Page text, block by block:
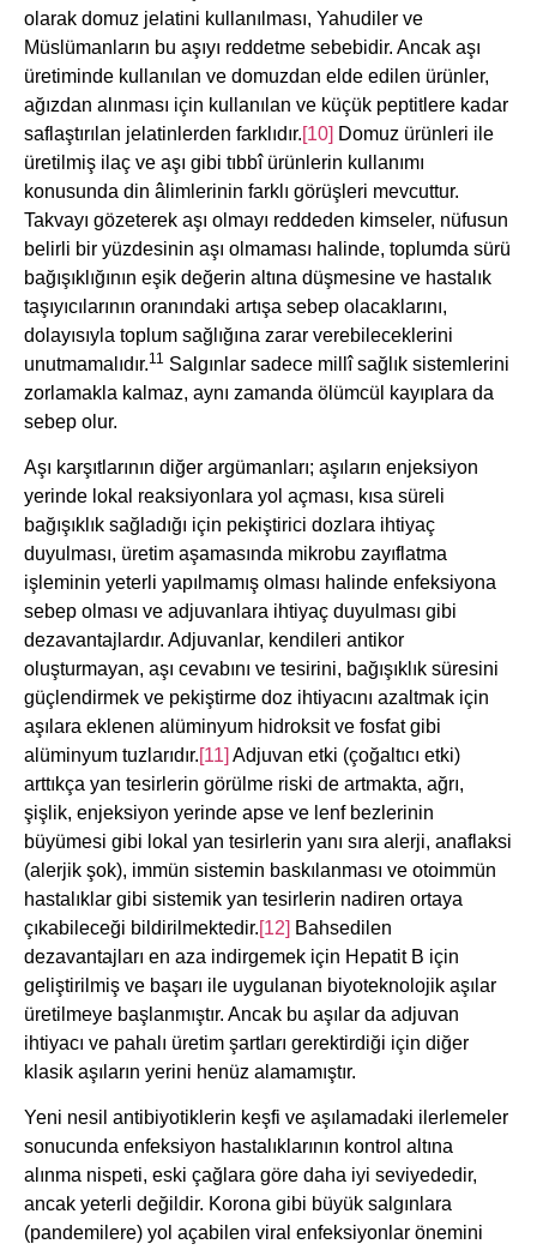
olarak domuz jelatini kullanılması, Yahudiler ve
Müslümanların bu aşıyı reddetme sebebidir. Ancak aşı
üretiminde kullanılan ve domuzdan elde edilen ürünler,
ağızdan alınması için kullanılan ve küçük peptitlere kadar
saflaştırılan jelatinlerden farklıdır.[10] Domuz ürünleri ile
üretilmiş ilaç ve aşı gibi tıbbî ürünlerin kullanımı
konusunda din âlimlerinin farklı görüşleri mevcuttur.
Takvayı gözeterek aşı olmayı reddeden kimseler, nüfusun
belirli bir yüzdesinin aşı olmaması halinde, toplumda sürü
bağışıklığının eşik değerin altına düşmesine ve hastalık
taşıyıcılarının oranındaki artışa sebep olacaklarını,
dolayısıyla toplum sağlığına zarar verebileceklerini
unutmamalıdır.11 Salgınlar sadece millî sağlık sistemlerini
zorlamakla kalmaz, aynı zamanda ölümcül kayıplara da
sebep olur.
Aşı karşıtlarının diğer argümanları; aşıların enjeksiyon
yerinde lokal reaksiyonlara yol açması, kısa süreli
bağışıklık sağladığı için pekiştirici dozlara ihtiyaç
duyulması, üretim aşamasında mikrobu zayıflatma
işleminin yeterli yapılmamış olması halinde enfeksiyona
sebep olması ve adjuvanlara ihtiyaç duyulması gibi
dezavantajlardır. Adjuvanlar, kendileri antikor
oluşturmayan, aşı cevabını ve tesirini, bağışıklık süresini
güçlendirmek ve pekiştirme doz ihtiyacını azaltmak için
aşılara eklenen alüminyum hidroksit ve fosfat gibi
alüminyum tuzlarıdır.[11] Adjuvan etki (çoğaltıcı etki)
arttıkça yan tesirlerin görülme riski de artmakta, ağrı,
şişlik, enjeksiyon yerinde apse ve lenf bezlerinin
büyümesi gibi lokal yan tesirlerin yanı sıra alerji, anaflaksi
(alerjik şok), immün sistemin baskılanması ve otoimmün
hastalıklar gibi sistemik yan tesirlerin nadiren ortaya
çıkabileceği bildirilmektedir.[12] Bahsedilen
dezavantajları en aza indirgemek için Hepatit B için
geliştirilmiş ve başarı ile uygulanan biyoteknolojik aşılar
üretilmeye başlanmıştır. Ancak bu aşılar da adjuvan
ihtiyacı ve pahalı üretim şartları gerektirdiği için diğer
klasik aşıların yerini henüz alamamıştır.
Yeni nesil antibiyotiklerin keşfi ve aşılamadaki ilerlemeler
sonucunda enfeksiyon hastalıklarının kontrol altına
alınma nispeti, eski çağlara göre daha iyi seviyededir,
ancak yeterli değildir. Korona gibi büyük salgınlara
(pandemilere) yol açabilen viral enfeksiyonlar önemini